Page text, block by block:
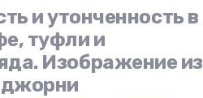
и утонченность в
туфли и
Изображение из